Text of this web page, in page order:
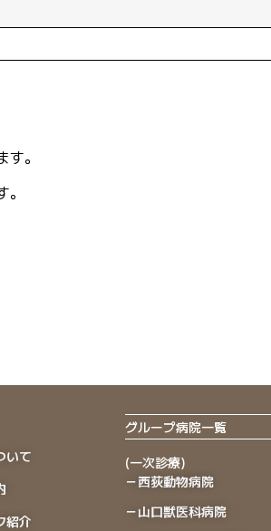
。
いて
紹介
グループ病院一覧
(一次診療)
－西荻動物病院
－山口獣医科病院